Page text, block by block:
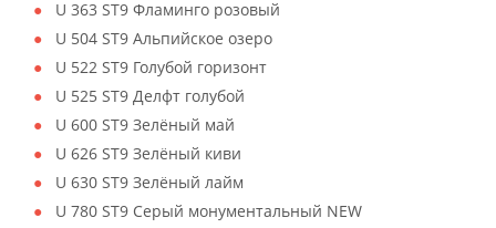
U 363 ST9 Фламинго розовый
U 504 ST9 Альпийское озеро
U 522 ST9 Голубой горизонт
U 525 ST9 Делфт голубой
U 600 ST9 Зелёный май
U 626 ST9 Зелёный киви
U 630 ST9 Зелёный лайм
U 780 ST9 Серый монументальный NEW